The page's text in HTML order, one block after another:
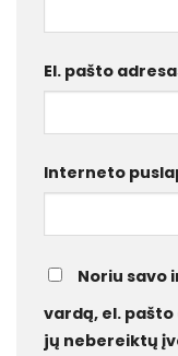
El. pašto
Interneto
Noriu savo
vardą, el.
jų nebereiktų